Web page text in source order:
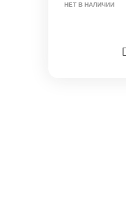
НЕТ В НАЛИЧИИ